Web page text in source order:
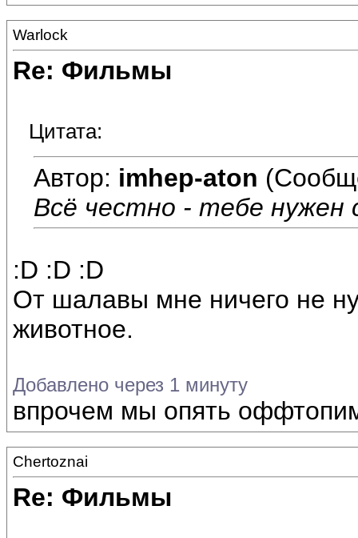
Warlock
Re: Фильмы
Цитата:
Автор: imhep-aton
Всё честно - тебе нужен
:D :D :D
От шалавы мне ничего не
животное.
Добавлено через 1 минуту
впрочем мы опять
Chertoznai
Re: Фильмы